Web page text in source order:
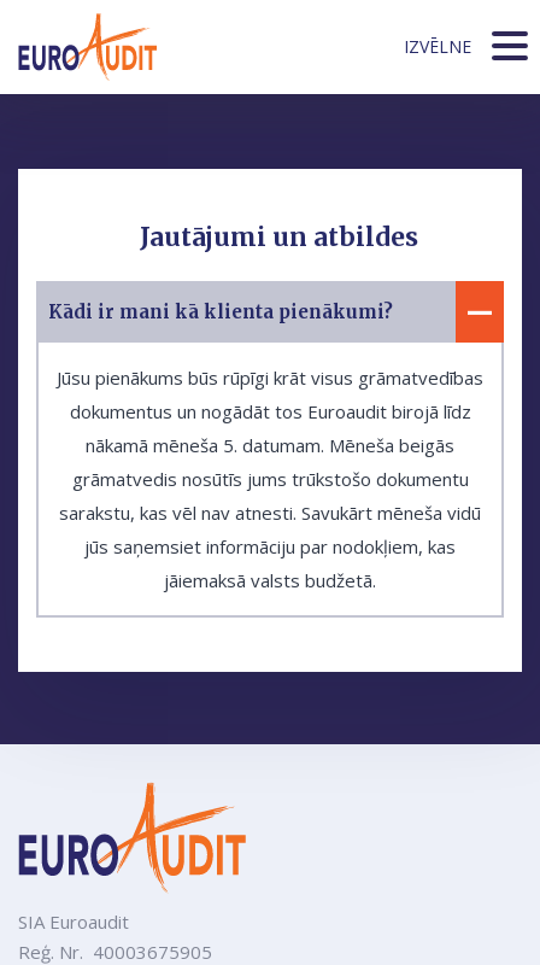
IZVĒLNE
Jautājumi un atbildes
Kādi ir mani kā klienta pienākumi?
Jūsu pienākums būs rūpīgi krāt visus grāmatvedības
dokumentus un nogādāt tos Euroaudit birojā līdz
nākamā mēneša 5. datumam. Mēneša beigās
grāmatvedis nosūtīs jums trūkstošo dokumentu
sarakstu, kas vēl nav atnesti. Savukārt mēneša vidū
jūs saņemsiet informāciju par nodokļiem, kas
jāiemaksā valsts budžetā.
SIA Euroaudit
Reģ. Nr. 40003675905